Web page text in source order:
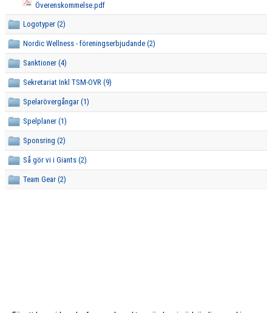
Överenskommelse.pdf
Logotyper (2)
Nordic Wellness - föreningserbjudande (2)
Sanktioner (4)
Sekretariat Inkl TSM-OVR (9)
Spelarövergångar (1)
Spelplaner (1)
Sponsring (2)
Så gör vi i Giants (2)
Team Gear (2)